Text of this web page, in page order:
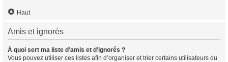
Haut
Amis et ignorés
À quoi sert ma liste d’amis et d’ignorés ?
Vous pouvez utiliser ces listes afin d’organiser et trier certains utilisateurs du